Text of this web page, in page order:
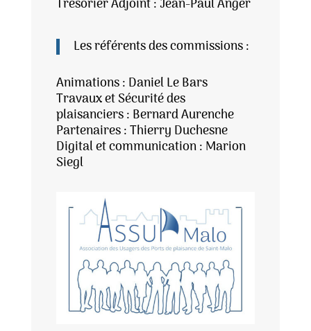
Trésorier Adjoint : Jean-Paul Anger
Les référents des commissions :
Animations : Daniel Le Bars
Travaux et Sécurité des
plaisanciers : Bernard Aurenche
Partenaires : Thierry Duchesne
Digital et communication : Marion
Siegl